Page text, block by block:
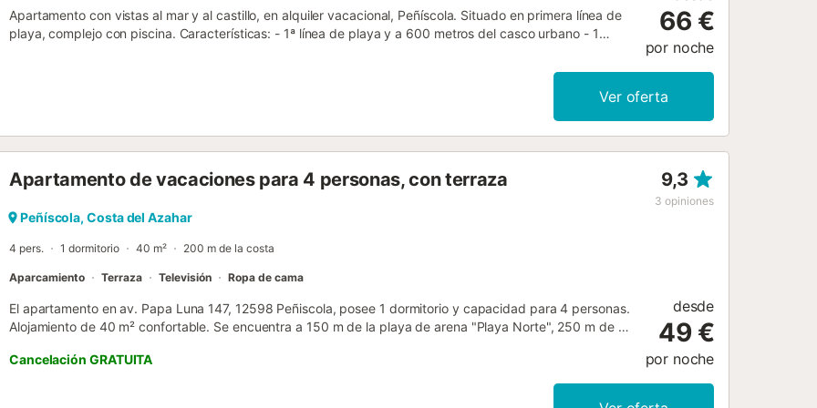
Apartamento con vistas al mar y al castillo, en alquiler vacacional, Peñíscola. Situado en primera línea de
playa, complejo con piscina. Características: - 1ª línea de playa y a 600 metros del casco urbano - 1
con cama nido con 2 camas individuales de 90 - 1 baño con ducha - 1 aseo - Salón comedor con TV y
66 €
por noche
Ver oferta
Apartamento de vacaciones para 4 personas, con terraza 9,3
3 opiniones
Peñíscola, Costa del Azahar
4 pers. 1 dormitorio 40 m² 200 m de la costa
Aparcamiento Terraza Televisión Ropa de cama
El apartamento en av. Papa Luna 147, 12598 Peñiscola, posee 1 dormitorio y capacidad para 4 personas.
Alojamiento de 40 m² confortable. Se encuentra a 150 m de la playa de arena "Playa Norte", 250 m de la
supermercado "Mercadona", 4 km de la ciudad "Peñiscola", 5 km de la playa de roca "Raco Calent", 6
km de la estación de tren "Benicarlo/Peñiscola", 8 km del parque natural "Parque Natural de la Sierra de
Irta", 50 km del campo de Golf "Panoramica", 55 km del aeropuerto "Castellon", 100 km del parque de
Cancelación GRATUITA
desde
49 €
por noche